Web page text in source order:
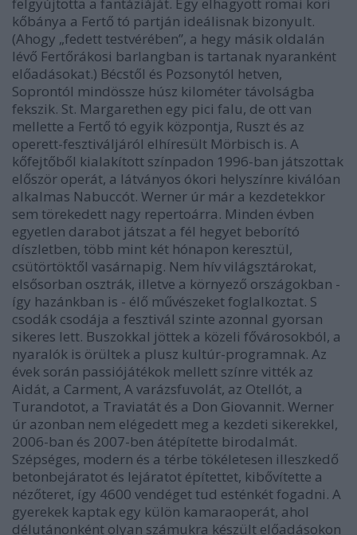
kőbánya a Fertő tó partján ideálisnak bizonyult.
(Ahogy „fedett testvérében”, a hegy másik oldalán
lévő Fertőrákosi barlangban is tartanak nyaranként
előadásokat.) Bécstől és Pozsonytól hetven,
Soprontól mindössze húsz kilométer távolságba
fekszik. St. Margarethen egy pici falu, de ott van
mellette a Fertő tó egyik központja, Ruszt és az
operett-fesztiváljáról elhíresült Mörbisch is. A
kőfejtőből kialakított színpadon 1996-ban játszottak
először operát, a látványos ókori helyszínre kiválóan
alkalmas Nabuccót. Werner úr már a kezdetekkor
sem törekedett nagy repertoárra. Minden évben
egyetlen darabot játszat a fél hegyet beborító
díszletben, több mint két hónapon keresztül,
csütörtöktől vasárnapig. Nem hív világsztárokat,
elsősorban osztrák, illetve a környező országokban -
így hazánkban is - élő művészeket foglalkoztat. S
csodák csodája a fesztivál szinte azonnal gyorsan
sikeres lett. Buszokkal jöttek a közeli fővárosokból, a
nyaralók is örültek a plusz kultúr-programnak. Az
évek során passiójátékok mellett színre vitték az
Aidát, a Carment, A varázsfuvolát, az Otellót, a
Turandotot, a Traviatát és a Don Giovannit. Werner
úr azonban nem elégedett meg a kezdeti sikerekkel,
2006-ban és 2007-ben átépítette birodalmát.
Szépséges, modern és a térbe tökéletesen illeszkedő
betonbejáratot és lejáratot építettet, kibővítette a
nézőteret, így 4600 vendéget tud esténkét fogadni. A
gyerekek kaptak egy külön kamaraoperát, ahol
délutánonként olyan számukra készült előadásokon